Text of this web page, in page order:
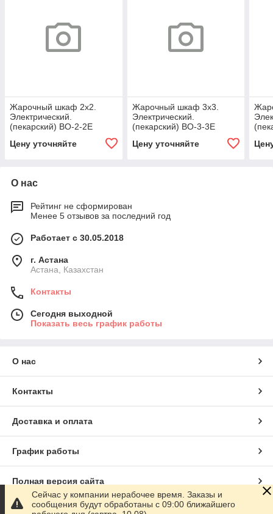
Жарочный шкаф 2х2.
Электрический.
(пекарский) BO-2-2E
Цену уточняйте
Жарочный шкаф 3х3.
Электрический.
(пекарский) BO-3-3E
Цену уточняйте
О нас
Рейтинг не сформирован
Менее 5 отзывов за последний год
Работает с 30.05.2018
г. Астана
Астана, Казахстан
Контакты
Сегодня выходной
Показать весь график работы
О нас
Контакты
Доставка и оплата
График работы
Полная версия сайта
Сайт создан на маркетплейсеSatu.kz
Сейчас у компании нерабочее время. Заказы и
сообщения будут обработаны с 09:00 ближайшего